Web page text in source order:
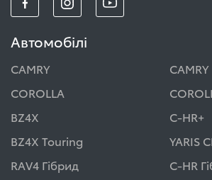
Автомобілі
CAMRY
COROLLA
BZ4X
C-HR+
BZ4X Touring
YARIS
RAV4 Гібрид
C-HR